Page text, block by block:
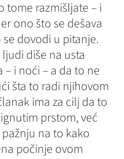
tome razmišljate – i
ono što se dešava
dovodi u pitanje.
diše na usta
i noći – a da to ne
šta to radi njihovom
ima za cilj da to
prstom, već
na to kako
počinje ovom